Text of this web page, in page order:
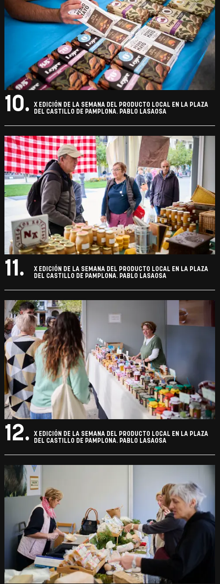
10.
X EDICIÓN DE LA SEMANA DEL PRODUCTO LOCAL EN LA PLAZA
DEL CASTILLO DE PAMPLONA. PABLO LASAOSA
11.
X EDICIÓN DE LA SEMANA DEL PRODUCTO LOCAL EN LA PLAZA
DEL CASTILLO DE PAMPLONA. PABLO LASAOSA
12.
X EDICIÓN DE LA SEMANA DEL PRODUCTO LOCAL EN LA PLAZA
DEL CASTILLO DE PAMPLONA. PABLO LASAOSA